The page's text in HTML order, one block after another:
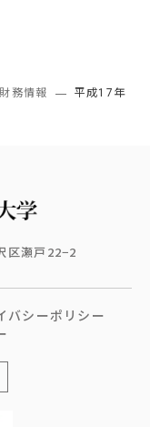
財務情報
平成17年
区瀬戸22−2
バシーポリシー